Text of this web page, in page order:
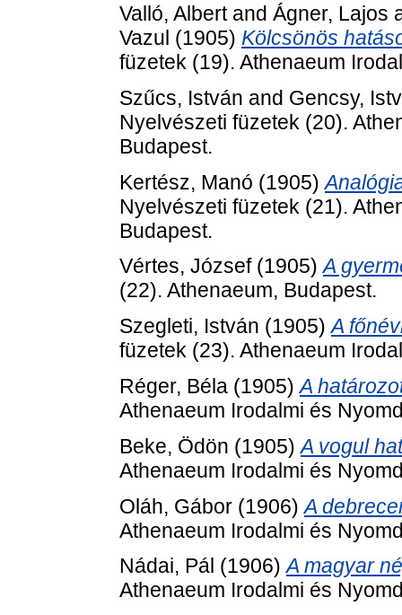
Valló, Albertand Ágner, Lajos
Vazul (1905) Kölcsönös
füzetek (19). Athenaeum
Szűcs, István and Gencsy,
Nyelvészeti füzetek (20).
Budapest.
Kertész, Manó (1905)
Nyelvészeti füzetek (21).
Budapest.
Vértes, József(1905)A
(22). Athenaeum, Budapest.
Szegleti, István (1905)A
füzetek (23). Athenaeum
Réger, Béla (1905)A
Athenaeum Irodalmi és
Beke, Ödön (1905)A vogul
Athenaeum Irodalmi és
Oláh, Gábor (1906)A
Athenaeum Irodalmi és
Nádai, Pál (1906)A magyar
Athenaeum Irodalmi és